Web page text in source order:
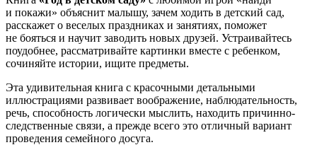
и покажи» объяснит малышу, зачем ходить в детский сад,
расскажет о веселых праздниках и занятиях, поможет
не бояться и научит заводить новых друзей. Устраивайтесь
поудобнее, рассматривайте картинки вместе с ребенком,
сочиняйте истории, ищите предметы.
Эта удивительная книга с красочными детальными
иллюстрациями развивает воображение, наблюдательность,
речь, способность логически мыслить, находить причинно-
следственные связи, а прежде всего это отличный вариант
проведения семейного досуга.